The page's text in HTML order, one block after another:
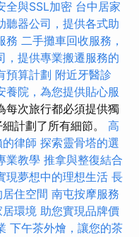
全與SSL加密 台中居家
聽器公司，提供各式助
務 二手攤車回收服務，
，提供專業搬遷服務的
預算計劃 附近牙醫診
養院，為您提供貼心服
每次旅行都必須提供獨
計劃了所有細節。 高
律師 探索靈骨塔的選
業教學 推拿與整復結合
現夢想中的理想生活 長
住空間 南屯按摩服務
環境 助您實現品牌價
下午茶外燴，讓您的茶